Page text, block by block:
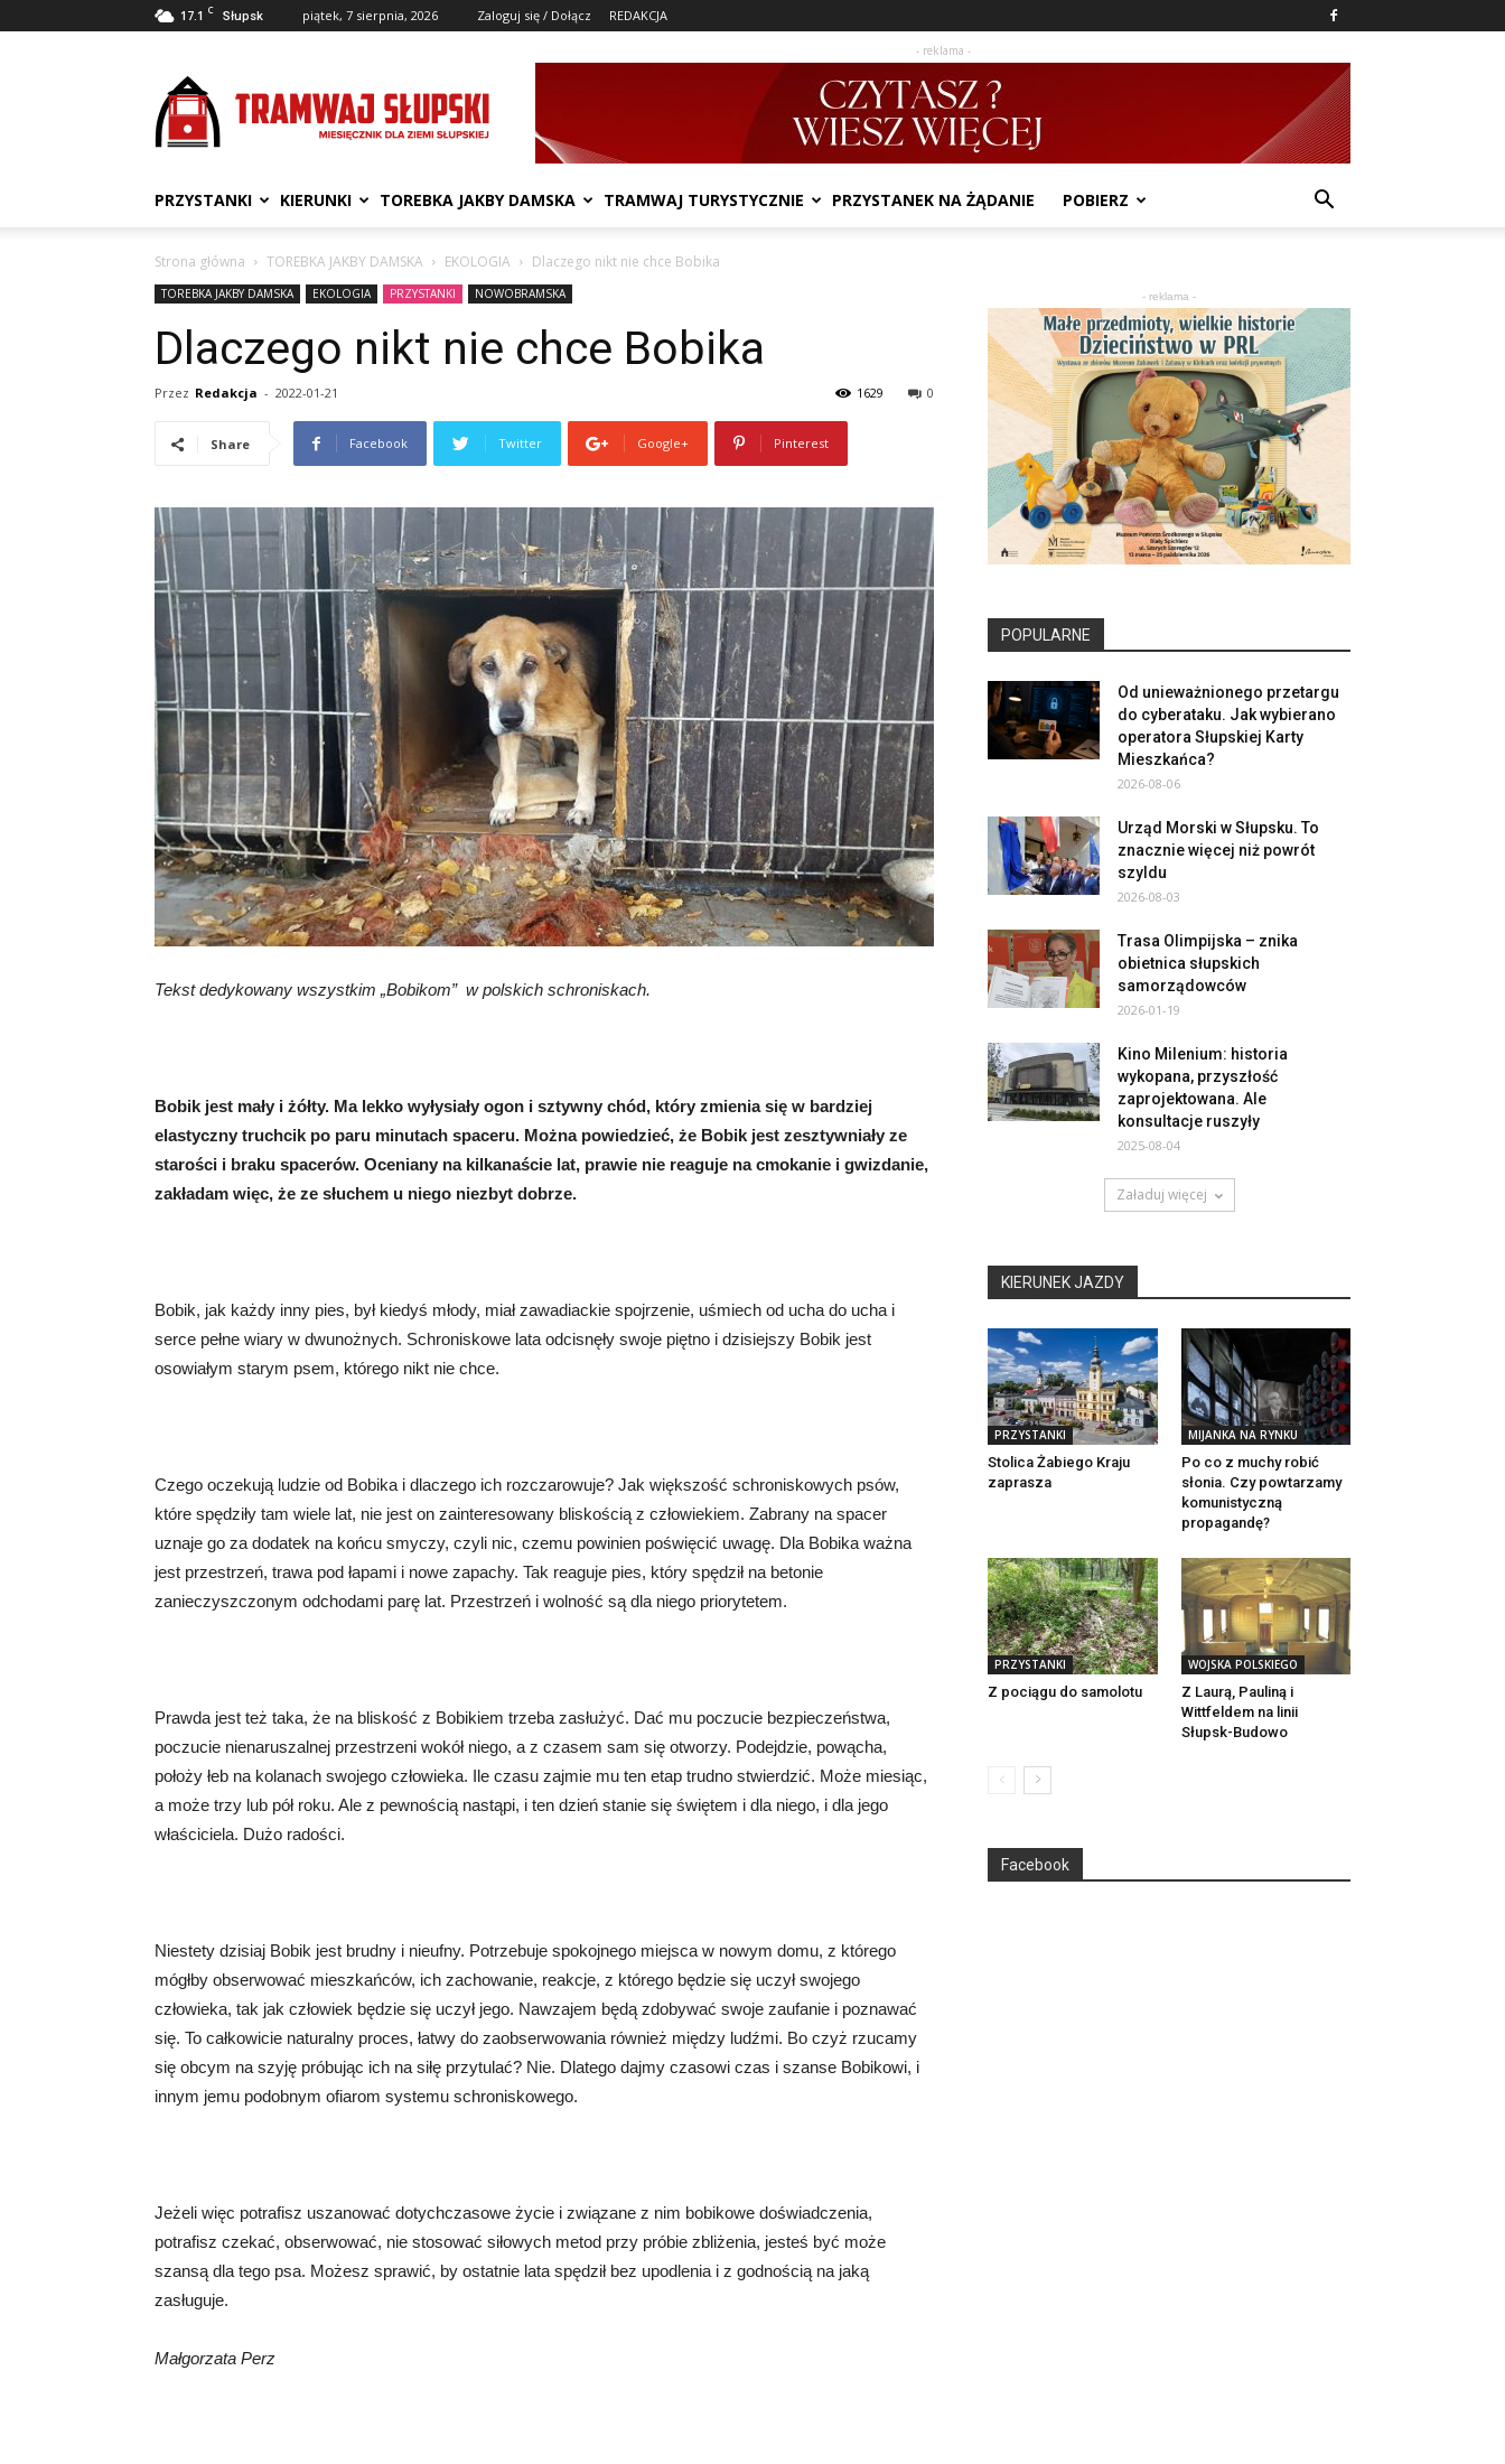
17.1 C Słupsk piątek, 7 sierpnia, 2026 Zaloguj się / Dołącz REDAKCJA
Tramwaj
Słupski
- reklama -
PRZYSTANKI KIERUNKI TOREBKA JAKBY DAMSKA TRAMWAJ TURYSTYCZNIE PRZYSTANEK NA ŻĄDANIE POBIERZ
Strona główna TOREBKA JAKBY DAMSKA EKOLOGIA Dlaczego nikt nie chce Bobika
TOREBKA JAKBY DAMSKA EKOLOGIA PRZYSTANKI NOWOBRAMSKA
Dlaczego nikt nie chce Bobika
Przez Redakcja - 2022-01-21 0
1629
Share Facebook Twitter Google+ Pinterest
Tekst dedykowany wszystkim „Bobikom” w polskich schroniskach.
Bobik jest mały i żółty. Ma lekko wyłysiały ogon i sztywny chód, który zmienia się w bardziej
elastyczny truchcik po paru minutach spaceru. Można powiedzieć, że Bobik jest zesztywniały ze
starości i braku spacerów. Oceniany na kilkanaście lat, prawie nie reaguje na cmokanie i gwizdanie,
zakładam więc, że ze słuchem u niego niezbyt dobrze.
Bobik, jak każdy inny pies, był kiedyś młody, miał zawadiackie spojrzenie, uśmiech od ucha do ucha i
serce pełne wiary w dwunożnych. Schroniskowe lata odcisnęły swoje piętno i dzisiejszy Bobik jest
osowiałym starym psem, którego nikt nie chce.
Czego oczekują ludzie od Bobika i dlaczego ich rozczarowuje? Jak większość schroniskowych psów,
które spędziły tam wiele lat, nie jest on zainteresowany bliskością z człowiekiem. Zabrany na spacer
uznaje go za dodatek na końcu smyczy, czyli nic, czemu powinien poświęcić uwagę. Dla Bobika ważna
jest przestrzeń, trawa pod łapami i nowe zapachy. Tak reaguje pies, który spędził na betonie
zanieczyszczonym odchodami parę lat. Przestrzeń i wolność są dla niego priorytetem.
Prawda jest też taka, że na bliskość z Bobikiem trzeba zasłużyć. Dać mu poczucie bezpieczeństwa,
poczucie nienaruszalnej przestrzeni wokół niego, a z czasem sam się otworzy. Podejdzie, powącha,
położy łeb na kolanach swojego człowieka. Ile czasu zajmie mu ten etap trudno stwierdzić. Może miesiąc,
a może trzy lub pół roku. Ale z pewnością nastąpi, i ten dzień stanie się świętem i dla niego, i dla jego
właściciela. Dużo radości.
Niestety dzisiaj Bobik jest brudny i nieufny. Potrzebuje spokojnego miejsca w nowym domu, z którego
mógłby obserwować mieszkańców, ich zachowanie, reakcje, z którego będzie się uczył swojego
człowieka, tak jak człowiek będzie się uczył jego. Nawzajem będą zdobywać swoje zaufanie i poznawać
się. To całkowicie naturalny proces, łatwy do zaobserwowania również między ludźmi. Bo czyż rzucamy
się obcym na szyję próbując ich na siłę przytulać? Nie. Dlatego dajmy czasowi czas i szanse Bobikowi, i
innym jemu podobnym ofiarom systemu schroniskowego.
Jeżeli więc potrafisz uszanować dotychczasowe życie i związane z nim bobikowe doświadczenia,
potrafisz czekać, obserwować, nie stosować siłowych metod przy próbie zbliżenia, jesteś być może
szansą dla tego psa. Możesz sprawić, by ostatnie lata spędził bez upodlenia i z godnością na jaką
zasługuje.
Małgorzata Perz
- reklama -
POPULARNE
Od unieważnionego przetargu
do cyberataku. Jak wybierano
operatora Słupskiej Karty
Mieszkańca?
2026-08-06
Urząd Morski w Słupsku. To
znacznie więcej niż powrót
szyldu
2026-08-03
Trasa Olimpijska – znika
obietnica słupskich
samorządowców
2026-01-19
Kino Milenium: historia
wykopana, przyszłość
zaprojektowana. Ale
konsultacje ruszyły
2025-08-04
Załaduj więcej
KIERUNEK JAZDY
PRZYSTANKI
Stolica Żabiego Kraju
zaprasza
MIJANKA NA RYNKU
Po co z muchy robić
słonia. Czy powtarzamy
komunistyczną
propagandę?
PRZYSTANKI
Z pociągu do samolotu
WOJSKA POLSKIEGO
Z Laurą, Pauliną i
Wittfeldem na linii
Słupsk-Budowo
Facebook